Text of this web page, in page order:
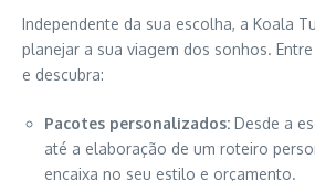
Independente da sua escolha, a Koala
planejar a sua viagem dos sonhos.
e descubra:
Pacotes personalizados: Desde a
até a elaboração de um roteiro
encaixa no seu estilo e orçamento.